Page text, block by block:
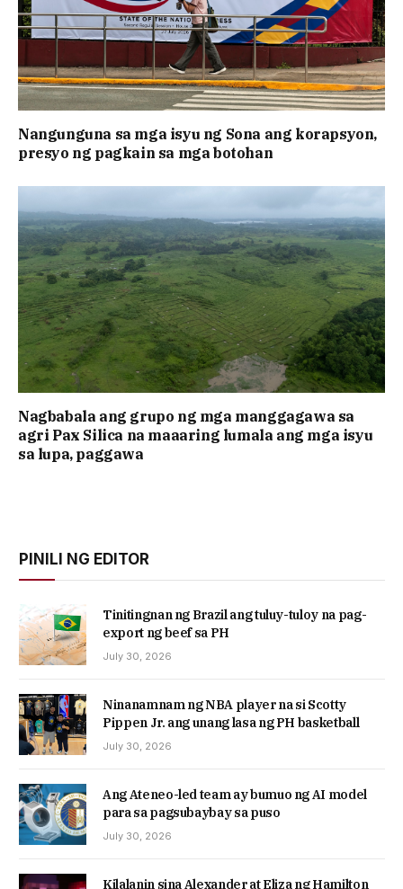
Nangunguna sa mga isyu ng Sona ang korapsyon,
presyo ng pagkain sa mga botohan
Nagbabala ang grupo ng mga manggagawa sa
agri Pax Silica na maaaring lumala ang mga isyu
sa lupa, paggawa
PINILI NG EDITOR
Tinitingnan ng Brazil ang tuluy-tuloy na pag-
export ng beef sa PH
July 30, 2026
Ninanamnam ng NBA player na si Scotty
Pippen Jr. ang unang lasa ng PH basketball
July 30, 2026
Ang Ateneo-led team ay bumuo ng AI model
para sa pagsubaybay sa puso
July 30, 2026
Kilalanin sina Alexander at Eliza ng Hamilton